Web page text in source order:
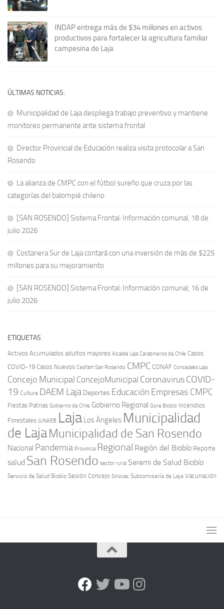
INDAP entrega más de $34 millones en activos
productivos para fortalecer la agricultura familiar
campesina de Laja
ÚLTIMAS NOTICIAS:
Municipalidad de Laja despliega trabajo preventivo y mantiene
monitoreo permanente ante sistema frontal
Director Provincial de Educación realiza visita protocolar a San
Rosendo
La alianza de CMPC con el fútbol sureño que cruza por las
categorías del balompié chileno
[SAN ROSENDO] Sistema Frontal: Información comunal, 18 de
julio 2026
Costanera Sur de Laja contará con una inversión de más de $225
millones para su mejoramiento
[SAN ROSENDO] Sistema Frontal: Información comunal, 16 de
julio 2026
ETIQUETAS
Activos Acumulados adultos mayores Alcalde Laja Carabineros de Chile Casos
COVID-19 Casos Nuevos Cesfam San Rosendo CMPC CONAF Concejales Laja
Concejo Municipal ConcejoMunicipal CoronavirusCOVID-
19 Cultura DAEM Laja Deportes Educación Empresas CMPC
Fiestas Patrias Gobierno de Chile Gobierno Regional Gore Biobío Incendios
Forestales JUNAEB Laja Los Ángeles Municipalidad
de LajaMunicipalidad de San Rosendo
Nacional Pandemia Provincia Regional Región del Biobío Reporte
salud San Rosendo sector rural Seremi de Salud Biobío
Servicio de Salud Biobío Sesión Concejo Sinovac Subcomisaría de Laja Vacunación